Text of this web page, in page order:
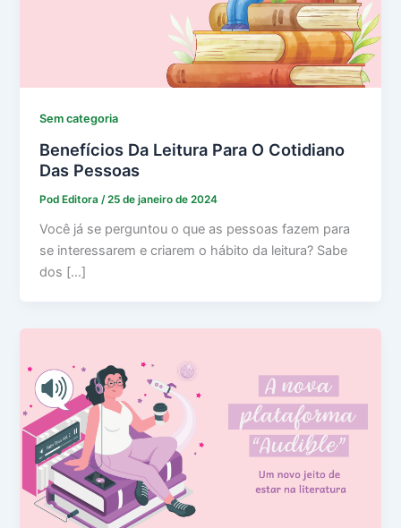
Sem categoria
Benefícios Da Leitura Para O Cotidiano
Das Pessoas
Pod Editora /25 de janeiro de 2024
Você já se perguntou o que as pessoas fazem para
se interessarem e criarem o hábito da leitura? Sabe
dos […]